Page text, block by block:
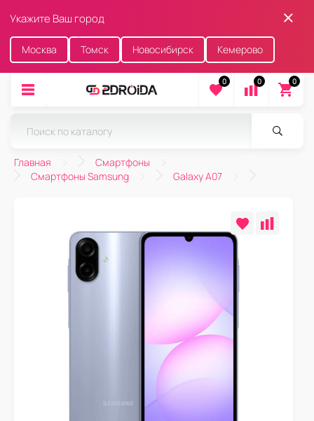
Укажите Ваш город
Москва Томск Новосибирск Кемерово
0 0 0
Главная
Смартфоны
Смартфоны Samsung
Galaxy A07